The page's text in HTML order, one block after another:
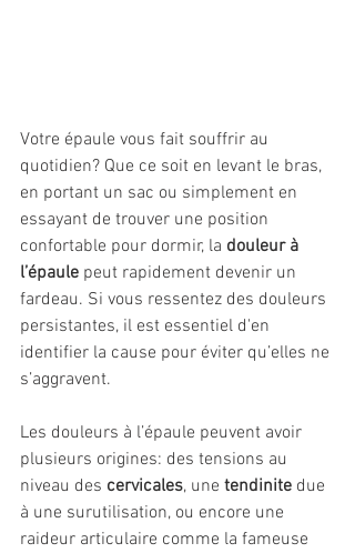
Votre épaule vous fait souffrir au
quotidien? Que ce soit en levant le bras,
en portant un sac ou simplement en
essayant de trouver une position
confortable pour dormir, la douleur à
l’épaule peut rapidement devenir un
fardeau. Si vous ressentez des douleurs
persistantes, il est essentiel d'en
identifier la cause pour éviter qu’elles ne
s’aggravent.
Les douleurs à l’épaule peuvent avoir
plusieurs origines: des tensions au
niveau des cervicales, une tendinite due
à une surutilisation, ou encore une
raideur articulaire comme la fameuse